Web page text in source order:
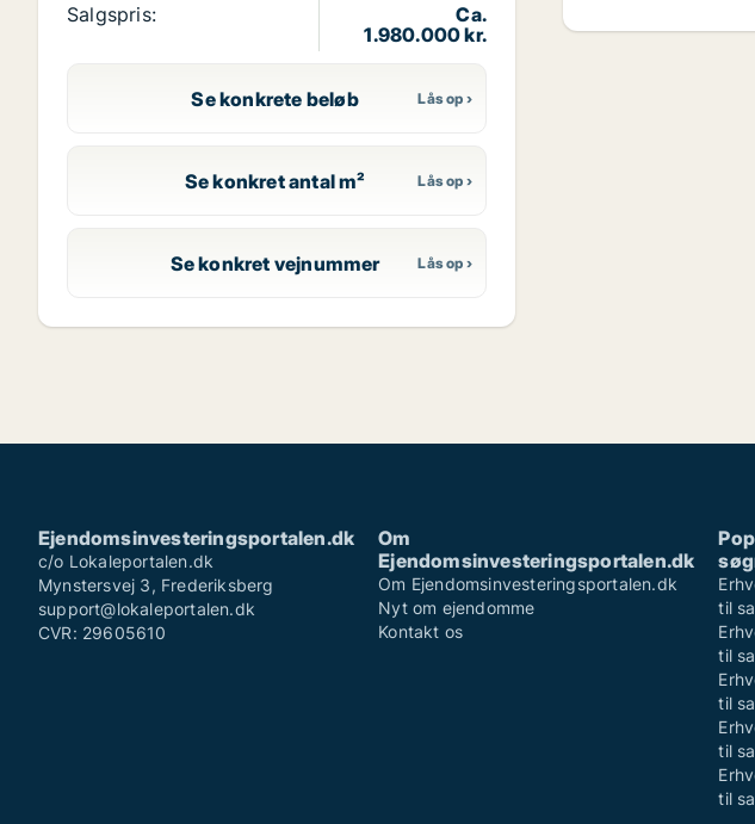
Salgspris:
Ca.
1.980.000 kr.
Se konkrete beløb
Se konkret antal m²
Se konkret vejnummer
Ejendomsinvesteringsportalen.dk
c/o Lokaleportalen.dk
Mynstersvej 3, Frederiksberg
support@lokaleportalen.dk
CVR: 29605610
Om
Ejendomsinvesteringsportalen.dk
Om Ejendomsinvesteringsportalen.dk
Nyt om ejendomme
Kontakt os
til
til
til
til
til